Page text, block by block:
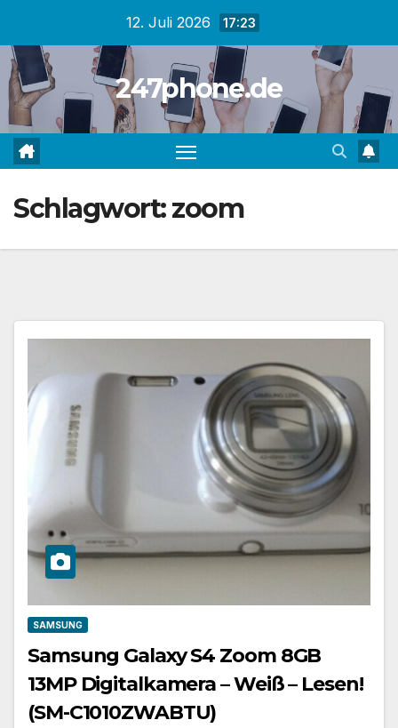
springen
12. Juli 2026 17:23
247phone.de
Schlagwort:zoom
SAMSUNG
Samsung Galaxy S4 Zoom 8GB
13MP Digitalkamera – Weiß – Lesen!
(SM-C1010ZWABTU)